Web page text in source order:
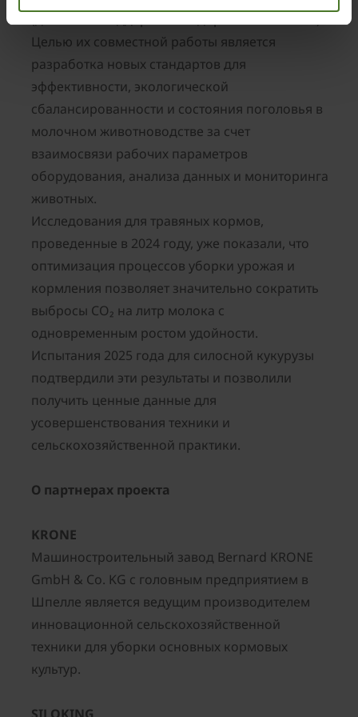
(датчики и поддержание здоровья животных).
Целью их совместной работы является
разработка новых стандартов для
эффективности, экологической
сбалансированности и состояния поголовья в
молочном животноводстве за счет
взаимосвязи рабочих параметров
оборудования, анализа данных и мониторинга
животных.
Исследования для травяных кормов,
проведенные в 2024 году, уже показали, что
оптимизация процессов уборки урожая и
кормления позволяет значительно сократить
выбросы CO₂ на литр молока с
одновременным ростом удойности.
Испытания 2025 года для силосной кукурузы
подтвердили эти результаты и позволили
получить ценные данные для
усовершенствования техники и
сельскохозяйственной практики.
О партнерах проекта
KRONE
Машиностроительный завод Bernard KRONE
GmbH & Co. KG с головным предприятием в
Шпелле является ведущим производителем
инновационной сельскохозяйственной
техники для уборки основных кормовых
культур.